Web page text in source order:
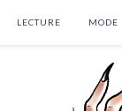
LECTURE MODE